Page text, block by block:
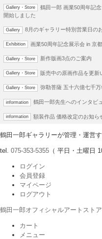
Gallery・Store
鶴田一郎 画業50周年記
開始しました
Gallery 8月のギャラリー特別営業日の
Exhibition 画業50周年記念展示会 in 京
Gallery・Store 新作版画3点のご案内
Gallery・Store 販売中の原画作品を更新
Gallery・Store 弥勒菩薩 五十六億七千
information 鶴田一郎先生へのインタビ
information 額装作品 価格改定のお知ら
鶴田一郎ギャラリーが管理・運営
tel. 075-353-5355 （ 平日・土曜日
ログイン
会員登録
マイページ
ログアウト
鶴田一郎オフィシャルアートストア
カート
メニュー